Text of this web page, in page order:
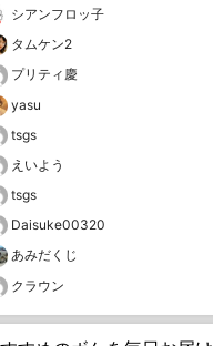
シアンフロッ子
タムケン2
プリティ慶
yasu
tsgs
えいよう
tsgs
Daisuke00320
あみだくじ
クラウン